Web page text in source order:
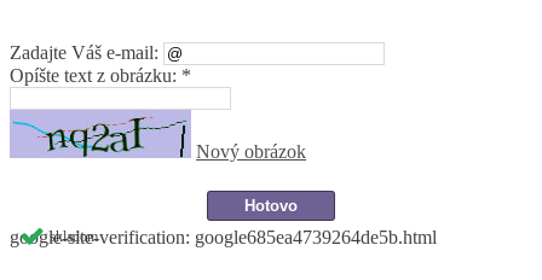
skladom
Zadajte Váš e-mail:
Opíšte text z obrázku: *
Nový obrázok
google-site-verification: google685ea4739264de5b.html